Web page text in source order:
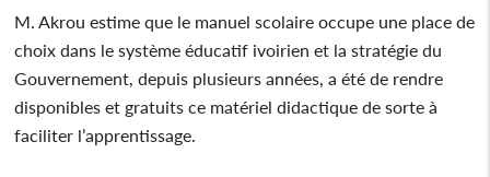
M. Akrou estime que le manuel scolaire occupe une place de
choix dans le système éducatif ivoirien et la stratégie du
Gouvernement, depuis plusieurs années, a été de rendre
disponibles et gratuits ce matériel didactique de sorte à
faciliter l’apprentissage.